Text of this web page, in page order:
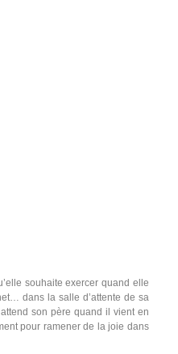
souhaite exercer quand elle
dans la salle d’attente de sa
son père quand il vient en
pour ramener de la joie dans